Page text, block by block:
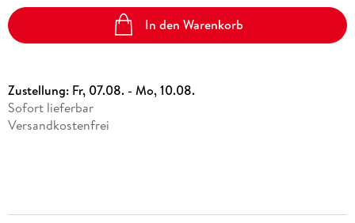
In den Warenkorb
Zustellung: Fr, 07.08. - Mo, 10.08.
Sofort lieferbar
Versandkostenfrei